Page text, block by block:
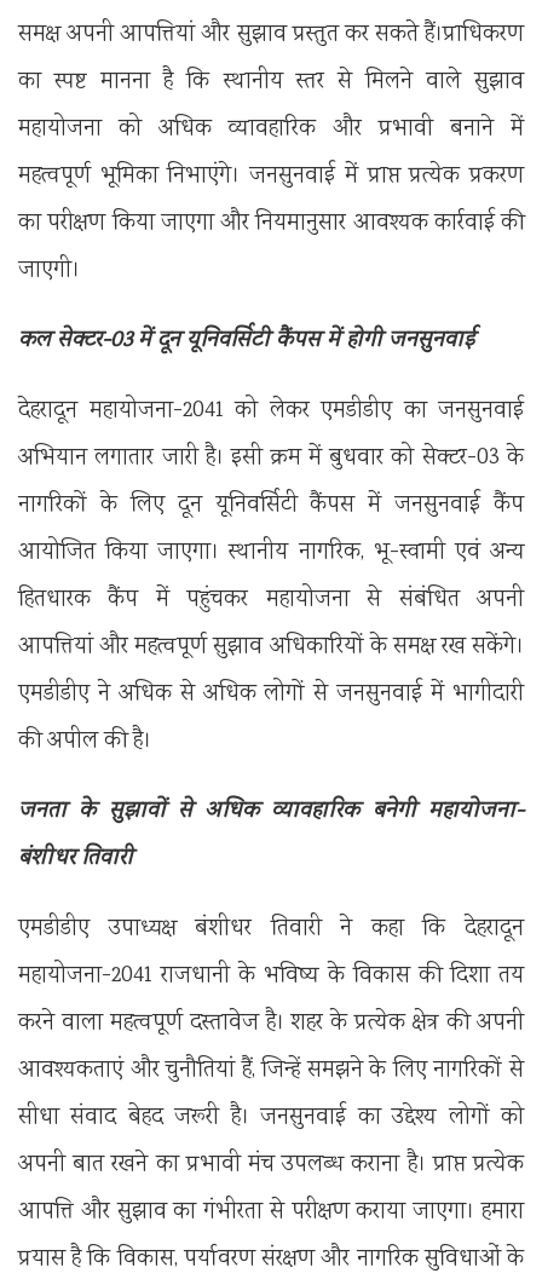
समक्ष अपनी आपत्तियां और सुझाव प्रस्तुत कर सकते हैं।प्राधिकरण
का स्पष्ट मानना है कि स्थानीय स्तर से मिलने वाले सुझाव
महायोजना को अधिक व्यावहारिक और प्रभावी बनाने में
महत्वपूर्ण भूमिका निभाएंगे। जनसुनवाई में प्राप्त प्रत्येक प्रकरण
का परीक्षण किया जाएगा और नियमानुसार आवश्यक कार्रवाई की
जाएगी।
कल सेक्टर-03 में दून यूनिवर्सिटी कैंपस में होगी जनसुनवाई
देहरादून महायोजना-2041 को लेकर एमडीडीए का जनसुनवाई
अभियान लगातार जारी है। इसी क्रम में बुधवार को सेक्टर-03 के
नागरिकों के लिए दून यूनिवर्सिटी कैंपस में जनसुनवाई कैंप
आयोजित किया जाएगा। स्थानीय नागरिक, भू-स्वामी एवं अन्य
हितधारक कैंप में पहुंचकर महायोजना से संबंधित अपनी
आपत्तियां और महत्वपूर्ण सुझाव अधिकारियों के समक्ष रख सकेंगे।
एमडीडीए ने अधिक से अधिक लोगों से जनसुनवाई में भागीदारी
की अपील की है।
जनता के सुझावों से अधिक व्यावहारिक बनेगी महायोजना-
बंशीधर तिवारी
एमडीडीए उपाध्यक्ष बंशीधर तिवारी ने कहा कि देहरादून
महायोजना-2041 राजधानी के भविष्य के विकास की दिशा तय
करने वाला महत्वपूर्ण दस्तावेज है। शहर के प्रत्येक क्षेत्र की अपनी
आवश्यकताएं और चुनौतियां हैं, जिन्हें समझने के लिए नागरिकों से
सीधा संवाद बेहद जरूरी है। जनसुनवाई का उद्देश्य लोगों को
अपनी बात रखने का प्रभावी मंच उपलब्ध कराना है। प्राप्त प्रत्येक
आपत्ति और सुझाव का गंभीरता से परीक्षण कराया जाएगा। हमारा
प्रयास है कि विकास, पर्यावरण संरक्षण और नागरिक सुविधाओं के